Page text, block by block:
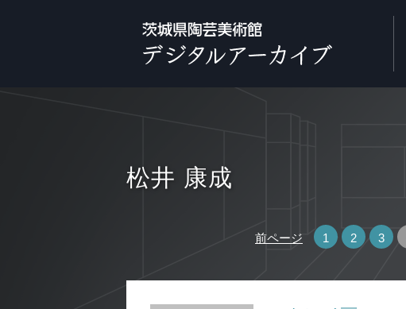
松井 康成
前ページ 1 2 3